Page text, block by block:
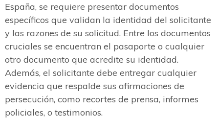
España, se requiere presentar documentos
específicos que validan la identidad del solicitante
y las razones de su solicitud. Entre los documentos
cruciales se encuentran el pasaporte o cualquier
otro documento que acredite su identidad.
Además, el solicitante debe entregar cualquier
evidencia que respalde sus afirmaciones de
persecución, como recortes de prensa, informes
policiales, o testimonios.